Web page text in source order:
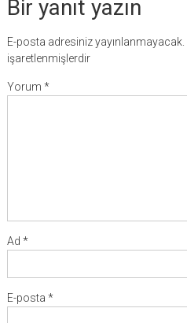
Bir yanıt yazın
E-posta adresiniz yayınlanmayacak.
işaretlenmişlerdir
Yorum *
Ad *
E-posta *